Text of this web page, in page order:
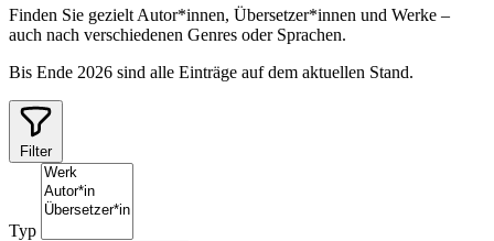
Finden Sie gezielt Autor*innen, Übersetzer*innen und Werke –
auch nach verschiedenen Genres oder Sprachen.
Bis Ende 2026 sind alle Einträge auf dem aktuellen Stand.
Filter
Typ